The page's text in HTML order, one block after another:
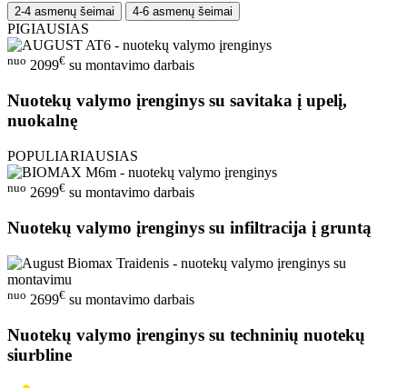
2-4 asmenų šeimai 4-6 asmenų šeimai
PIGIAUSIAS
nuo 2099€ su montavimo darbais
Nuotekų valymo įrenginys su savitaka į upelį,
nuokalnę
POPULIARIAUSIAS
nuo 2699€ su montavimo darbais
Nuotekų valymo įrenginys su infiltracija į gruntą
nuo 2699€ su montavimo darbais
Nuotekų valymo įrenginys su techninių nuotekų
siurbline